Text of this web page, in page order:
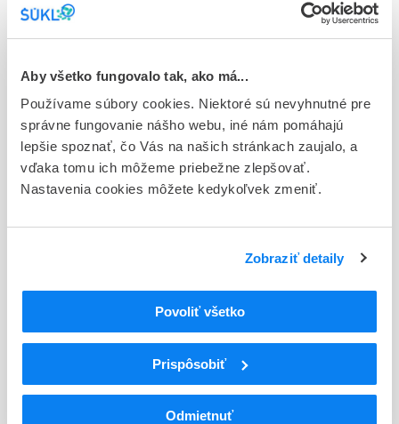
Aby všetko fungovalo tak, ako má...
Používame súbory cookies. Niektoré sú nevyhnutné pre
správne fungovanie nášho webu, iné nám pomáhajú
lepšie spoznať, čo Vás na našich stránkach zaujalo, a
vďaka tomu ich môžeme priebežne zlepšovať.
Nastavenia cookies môžete kedykoľvek zmeniť.
Zobraziť detaily
Povoliť všetko
Prispôsobiť
Odmietnuť
Kód
0406F
Registračné číslo
16/0229/25-S
Doplnok
tbl flm 28x15 mg (blis. PVC/Al)
Stav
STADA Arzneimittel AG, Nemecko
16 - ANTICOAGULANTIA (FIBRINOLYTICA, ANTIFIBRINOL.)